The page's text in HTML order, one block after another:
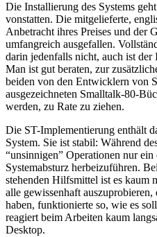
Die Installierung des Systems
vonstatten. Die mitgelieferte,
Anbetracht ihres Preises und der
umfangreich ausgefallen.
darin jedenfalls nicht, auch ist der
Man ist gut beraten, zur
beiden von den Entwicklern von
ausgezeichneten Smalltalk-80-
werden, zu Rate zu ziehen.
Die ST-Implementierung enthält
System. Sie ist stabil: Während
“unsinnigen” Operationen nur
Systemabsturz herbeizuführen.
stehenden Hilfsmittel ist es
alle gewissenhaft
haben, funktionierte so, wie es
reagiert beim Arbeiten kaum
Desktop.